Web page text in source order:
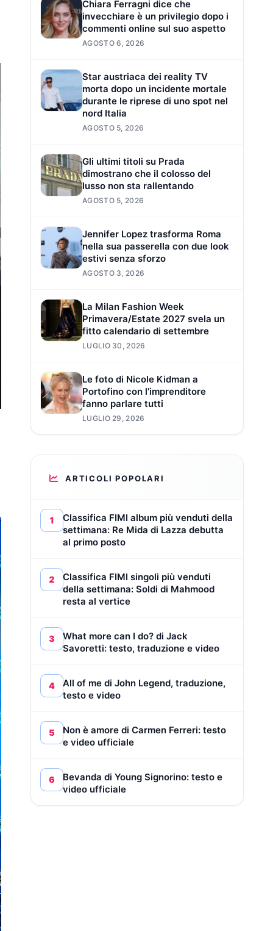
Chiara Ferragni dice che
invecchiare è un privilegio dopo i
commenti online sul suo aspetto
AGOSTO 6, 2026
Star austriaca dei reality TV
morta dopo un incidente mortale
durante le riprese di uno spot nel
nord Italia
AGOSTO 5, 2026
Gli ultimi titoli su Prada
dimostrano che il colosso del
lusso non sta rallentando
AGOSTO 5, 2026
Jennifer Lopez trasforma Roma
nella sua passerella con due look
estivi senza sforzo
AGOSTO 3, 2026
La Milan Fashion Week
Primavera/Estate 2027 svela un
fitto calendario di settembre
LUGLIO 30, 2026
Le foto di Nicole Kidman a
Portofino con l’imprenditore
fanno parlare tutti
LUGLIO 29, 2026
ARTICOLI POPOLARI
1
Classifica FIMI album più venduti della
settimana: Re Mida di Lazza debutta
al primo posto
2
Classifica FIMI singoli più venduti
della settimana: Soldi di Mahmood
resta al vertice
3
What more can I do? di Jack
Savoretti: testo, traduzione e video
4
All of me di John Legend, traduzione,
testo e video
5
Non è amore di Carmen Ferreri: testo
e video ufficiale
6
Bevanda di Young Signorino: testo e
video ufficiale